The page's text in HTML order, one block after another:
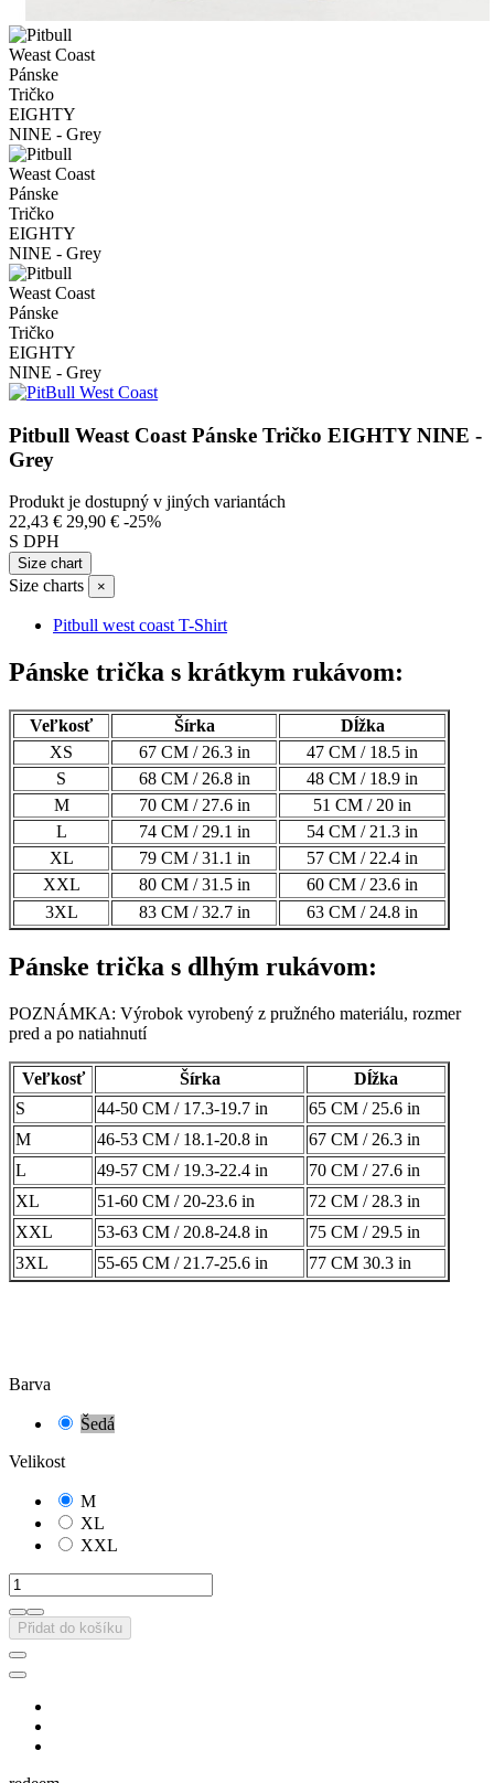
Pitbull Weast Coast Pánske Tričko EIGHTY NINE -
Grey
Produkt je dostupný v jiných variantách
22,43 € 29,90 € -25%
S DPH
Size chart
Size charts ×
Pitbull west coast T-Shirt
Pánske trička s krátkym rukávom:
Veľkosť Šírka
Dĺžka
XS
67 CM / 26.3 in
47 CM / 18.5 in
S
68 CM / 26.8 in
48 CM / 18.9 in
M
70 CM / 27.6 in
51 CM / 20 in
L
74 CM / 29.1 in
54 CM / 21.3 in
XL
79 CM / 31.1 in
57 CM / 22.4 in
XXL
80 CM / 31.5 in
60 CM / 23.6 in
3XL
83 CM / 32.7 in 63 CM / 24.8 in
Pánske trička s dlhým rukávom:
POZNÁMKA: Výrobok vyrobený z pružného materiálu, rozmer
pred a po natiahnutí
Veľkosť Šírka
Dĺžka
S
44-50 CM / 17.3-19.7 in 65 CM / 25.6 in
M
46-53 CM / 18.1-20.8 in 67 CM / 26.3 in
L
49-57 CM / 19.3-22.4 in 70 CM / 27.6 in
XL
51-60 CM / 20-23.6 in 72 CM / 28.3 in
XXL
53-63 CM / 20.8-24.8 in 75 CM / 29.5 in
3XL
55-65 CM / 21.7-25.6 in 77 CM 30.3 in
Barva
Šedá
Velikost
M
XL
XXL
Přidat do košíku